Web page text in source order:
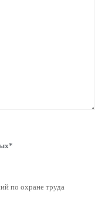
*
по охране труда